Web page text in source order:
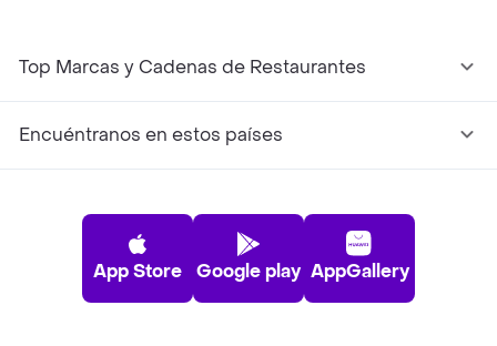
Top Marcas y Cadenas de Restaurantes
Encuéntranos en estos países
App Store Google play AppGallery